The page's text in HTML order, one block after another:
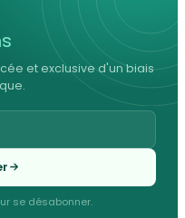
et exclusive d'un biais
se désabonner.